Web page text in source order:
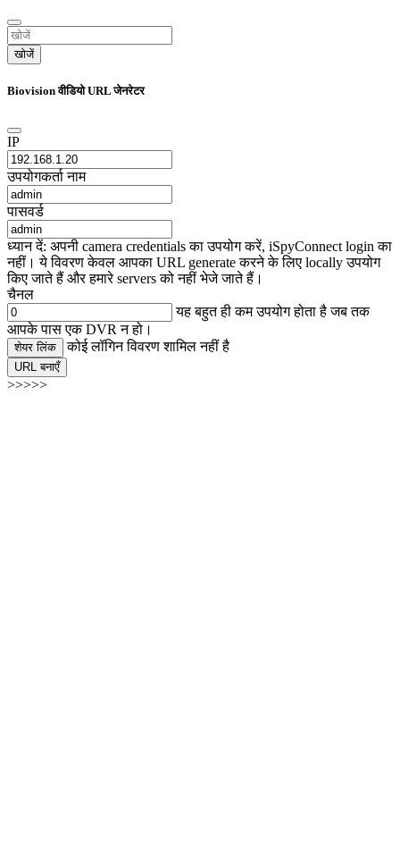
खोजें
Biovision वीडियो URL जेनरेटर
IP
उपयोगकर्ता नाम
पासवर्ड
ध्यान दें: अपनी camera credentials का उपयोग करें, iSpyConnect login का
नहीं। ये विवरण केवल आपका URL generate करने के लिए locally उपयोग
किए जाते हैं और हमारे servers को नहीं भेजे जाते हैं।
चैनल
यह बहुत ही कम उपयोग होता है जब तक
आपके पास एक DVR न हो।
शेयर लिंक कोई लॉगिन विवरण शामिल नहीं है
URL बनाएँ
>>>>>